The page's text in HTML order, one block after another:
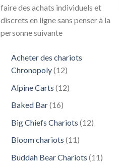
faire des achats individuels et
discrets en ligne sans penser à la
personne suivante
Acheter des chariots
Chronopoly 1212
Alpine Carts 1212
Baked Bar 1616
Big Chiefs Chariots 1212
Bloom chariots 1111
Buddah Bear Chariots 1111